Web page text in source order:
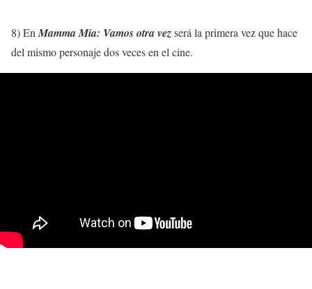
8) En Mamma Mia: Vamos otra vezserá la primera vez que hace
del mismo personaje dos veces en el cine.